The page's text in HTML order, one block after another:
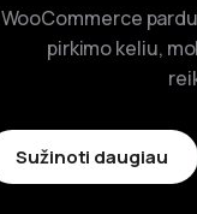
WooCommerce
pirkimo keliu,
Sužinoti daugiau